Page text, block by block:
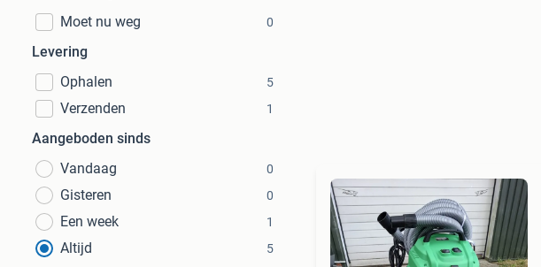
Moet nu weg
0
Levering
Ophalen
5
Verzenden 1
Aangeboden sinds
Vandaag
0
Gisteren 0
Een week 1
Altijd 5